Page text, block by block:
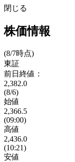
閉じる
株価情報
(8/7時点)
東証
前日終値：
2,382.0
(8/6)
始値
2,366.5
(09:00)
高値
2,436.0
(10:21)
安値